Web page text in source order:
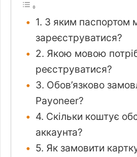
1. З яким паспортом
зареєструватися?
2. Якою мовою
реєструватися?
3. Обов’язково
Payoneer?
4. Скільки коштує
аккаунта?
5. Як замовити